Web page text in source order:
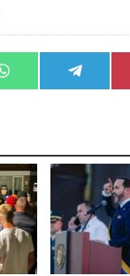
Compartir
en
Compartir
en